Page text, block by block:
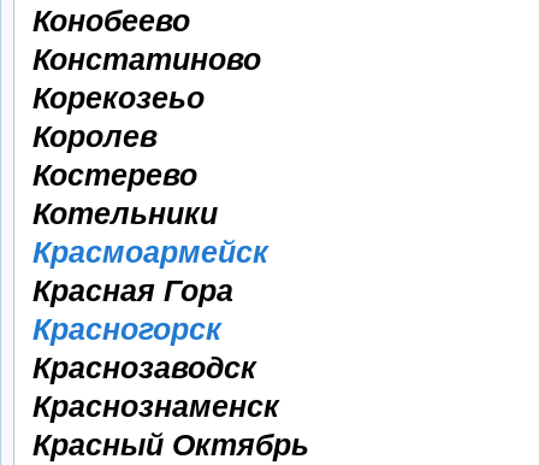
Конобеево
Констатиново
Корекозеьо
Королев
Костерево
Котельники
Красмоармейск
Красная Гора
Красногорск
Краснозаводск
Краснознаменск
Красный Октябрь